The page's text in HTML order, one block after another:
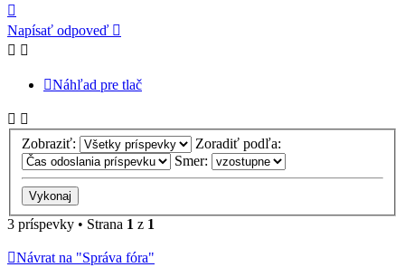
Napísať odpoveď
Náhľad pre tlač
Zobraziť:
Zoradiť podľa:
Smer:
3 príspevky • Strana 1 z 1
Návrat na "Správa fóra"